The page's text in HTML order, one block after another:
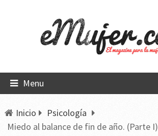
Menu
Inicio
Psicología
Miedo al balance de fin de año. (Parte I)